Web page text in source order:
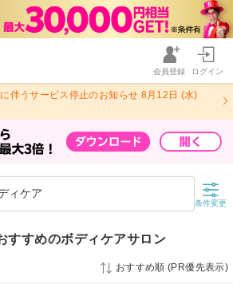
会員登録 ログイン
伴うサービス停止のお知らせ 8月12日 (水)
ィケア
条件変更
すすめのボディケアサロン
おすすめ順 (PR優先表示)